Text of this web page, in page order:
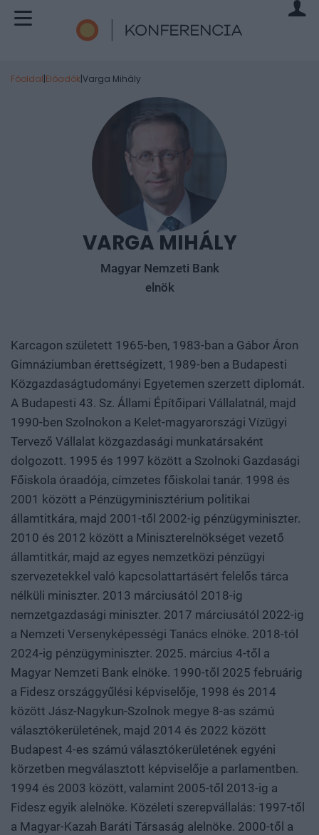
Főoldal|Előadók|Varga Mihály
VARGA MIHÁLY
Magyar Nemzeti Bank
elnök
Karcagon született 1965-ben, 1983-ban a Gábor Áron
Gimnáziumban érettségizett, 1989-ben a Budapesti
Közgazdaságtudományi Egyetemen szerzett diplomát.
A Budapesti 43. Sz. Állami Építőipari Vállalatnál, majd
1990-ben Szolnokon a Kelet-magyarországi Vízügyi
Tervező Vállalat közgazdasági munkatársaként
dolgozott. 1995 és 1997 között a Szolnoki Gazdasági
Főiskola óraadója, címzetes főiskolai tanár. 1998 és
2001 között a Pénzügyminisztérium politikai
államtitkára, majd 2001-től 2002-ig pénzügyminiszter.
2010 és 2012 között a Miniszterelnökséget vezető
államtitkár, majd az egyes nemzetközi pénzügyi
szervezetekkel való kapcsolattartásért felelős tárca
nélküli miniszter. 2013 márciusától 2018-ig
nemzetgazdasági miniszter. 2017 márciusától 2022-ig
a Nemzeti Versenyképességi Tanács elnöke. 2018-tól
2024-ig pénzügyminiszter. 2025. március 4-től a
Magyar Nemzeti Bank elnöke. 1990-től 2025 februárig
a Fidesz országgyűlési képviselője, 1998 és 2014
között Jász-Nagykun-Szolnok megye 8-as számú
választókerületének, majd 2014 és 2022 között
Budapest 4-es számú választókerületének egyéni
körzetben megválasztott képviselője a parlamentben.
1994 és 2003 között, valamint 2005-től 2013-ig a
Fidesz egyik alelnöke. Közéleti szerepvállalás: 1997-től
a Magyar-Kazah Baráti Társaság alelnöke. 2000-től a